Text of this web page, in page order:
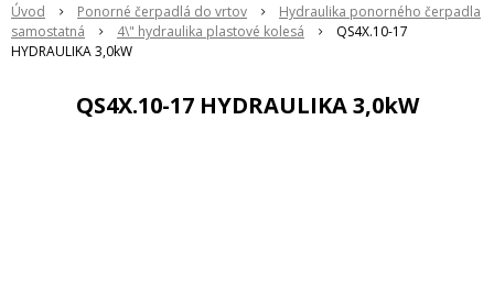
Úvod Ponorné čerpadlá do vrtov
Hydraulika ponorného čerpadla
samostatná
4\" hydraulika plastové kolesá
QS4X.10-17
HYDRAULIKA 3,0kW
QS4X.10-17 HYDRAULIKA 3,0kW